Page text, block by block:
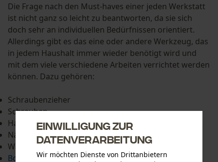
Die Frage nach den Must-haves einer jeden Werkstatt
ist nicht ganz so leicht zu beantworten, da sie sich
doch sehr an individuellen Bedürfnissen orientiert.
Allerdings gibt es das eine oder andere Werkzeug, das
in jedem Haushalt immer wieder benötigt wird und
mit dem viele verschiedene Arbeiten verrichtet werden
können. Dazu gehören:
Schraubenzieher
Schrauben
Hammer
Nägel
Wasserwaage
Bohrmaschine
Einwilligung zur
Datenverarbeitung
Wir möchten Dienste von Drittanbietern